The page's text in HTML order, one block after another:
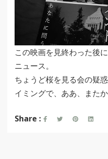
この映画を見終わった後
ニュース。
ちょうど桜を見る会の疑
イミングで、ああ、またか
Share :